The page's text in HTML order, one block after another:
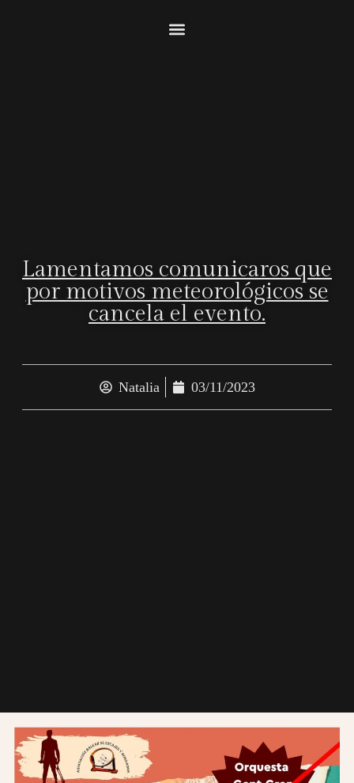
Lamentamos comunicaros que
por motivos meteorológicos se
cancela el evento.
Natalia 03/11/2023